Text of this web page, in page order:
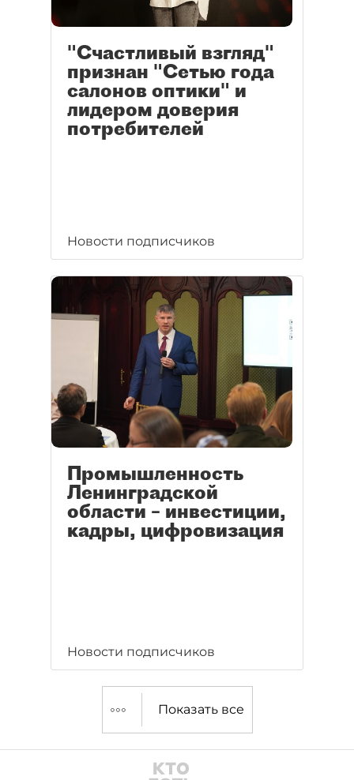
"Счастливый взгляд"
признан "Сетью года
салонов оптики" и
лидером доверия
потребителей
Новости подписчиков
Промышленность
Ленинградской
области – инвестиции,
кадры, цифровизация
Новости подписчиков
Показать все